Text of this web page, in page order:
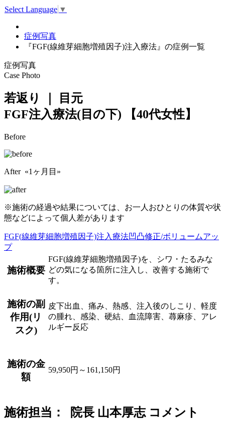
Select Language ▼
症例写真
『FGF(線維芽細胞増殖因子)注入療法』の症例一覧
症例写真
Case Photo
若返り ｜ 目元
FGF注入療法(目の下)
【40代女性】
Before
After «1ヶ月目»
※施術の経過や結果については、お一人おひとりの体質や状
態などによって個人差があります
FGF(線維芽細胞増殖因子)注入療法凹凸修正/ボリュームアッ
プ
施術概要
FGF(線維芽細胞増殖因子)を、シワ・たるみな
どの気になる箇所に注入し、改善する施術で
す。
施術の副
作用(リ
スク)
皮下出血、痛み、熱感、注入後のしこり、軽度
の腫れ、感染、硬結、血流障害、蕁麻疹、アレ
ルギー反応
施術の金
額
59,950円～161,150円
施術担当： 院長 山本厚志 コメント